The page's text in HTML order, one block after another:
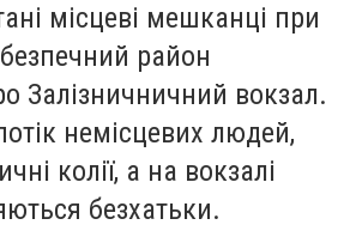
місцеві мешканці при
район
Залізничничний вокзал.
немісцевих людей,
колії, а на вокзалі
безхатьки.